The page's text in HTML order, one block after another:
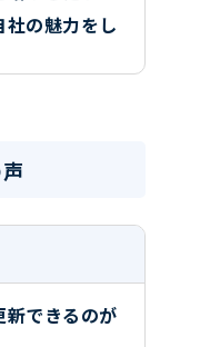
の魅力をし
新できるのが